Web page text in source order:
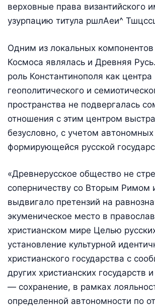
верховные права византийского
узурпацию титула ршлАеи^
Одним из локальных компонентов
Космоса являлась и Древняя
роль Константинополя как центра
геополитического и
пространства не подвергалась
отношения с этим центром
безусловно, с учетом автономных
формирующейся русской
«Древнерусское общество не
соперничеству со Вторым Римом
выдвигало претензий на
экуменическое место в
христианском мире Целью
установление культурной
христианского государства с
других христианских государств
— сохранение, в рамках
определенной автономности по